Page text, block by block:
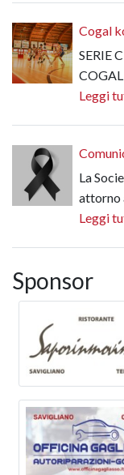
Cogal
SERIE
Leggi
La
attorno
Leggi
Sponsor